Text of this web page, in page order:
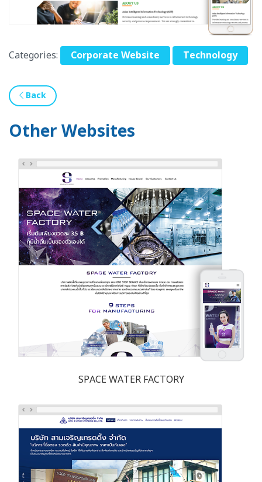
Categories: Corporate Website Technology
Back
Other Websites
SPACE WATER FACTORY